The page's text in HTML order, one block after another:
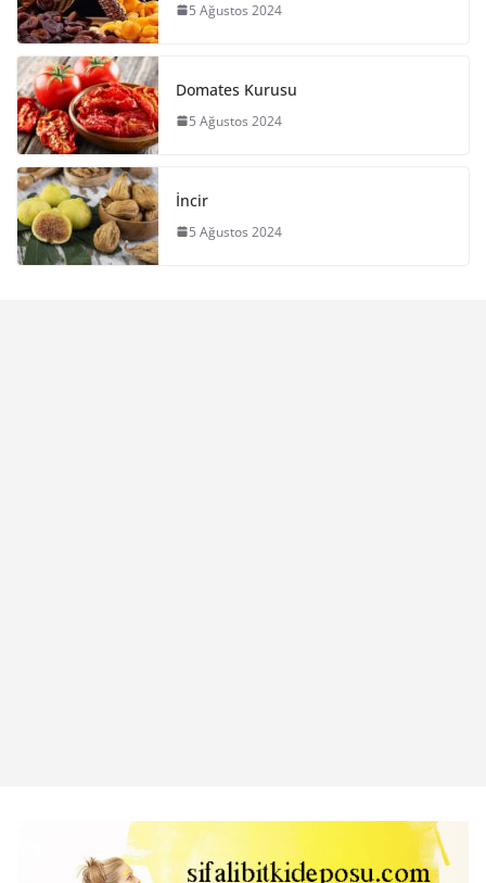
5 Ağustos 2024
Domates Kurusu
5 Ağustos 2024
İncir
5 Ağustos 2024